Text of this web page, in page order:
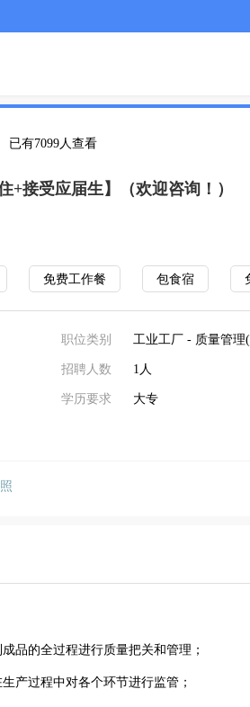
已有7099人查看
+接受应届生】（欢迎咨询！）
免费工作餐 包食宿
职位类别 工业工厂 - 质量管理
招聘人数 1人
学历要求 大专
品的全过程进行质量把关和管理；
产过程中对各个环节进行监管；